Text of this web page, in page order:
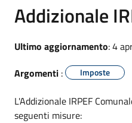
Addizionale
Ultimo aggiornamento: 4
Argomenti : Imposte
L'Addizionale IRPEF
seguenti misure: